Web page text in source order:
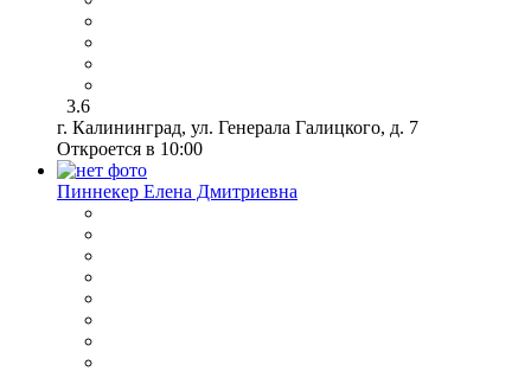
3.6
г. Калининград, ул. Генерала Галицкого, д. 7
Откроется в 10:00
Пиннекер Елена Дмитриевна